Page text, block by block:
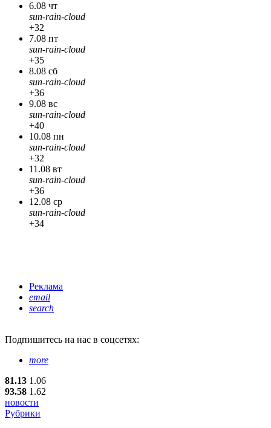
6.08 чт
sun-rain-cloud
+32
7.08 пт
sun-rain-cloud
+35
8.08 сб
sun-rain-cloud
+36
9.08 вс
sun-rain-cloud
+40
10.08 пн
sun-rain-cloud
+32
11.08 вт
sun-rain-cloud
+36
12.08 ср
sun-rain-cloud
+34
Реклама
email
search
Подпишитесь на нас в соцсетях:
more
81.13 1.06
93.58 1.62
новости
Рубрики